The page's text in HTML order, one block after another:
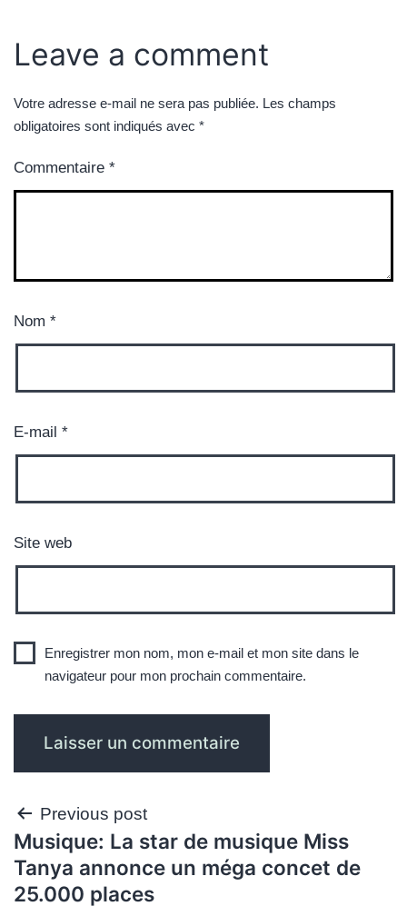
Leave a comment
Votre adresse e-mail ne sera pas publiée. Les champs
obligatoires sont indiqués avec *
Commentaire *
Nom *
E-mail *
Site web
Enregistrer mon nom, mon e-mail et mon site dans le
navigateur pour mon prochain commentaire.
Navigation
de
l’article
Previous post
Musique: La star de musique Miss
Tanya annonce un méga concet de
25.000 places